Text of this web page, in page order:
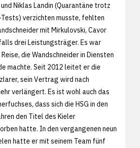
Niklas Landin (Quarantäne trotz
verzichten musste, fehlten
mit Mirkulovski, Cavor
drei Leistungsträger. Es war
die Wandschneider in Diensten
machte. Seit 2012 leitet er die
sein Vertrag wird nach
verlängert. Es ist wohl auch das
dass sich die HSG in den
den Titel des Kieler
hatte. In den vergangenen neun
hatte er mit seinem Team fünf